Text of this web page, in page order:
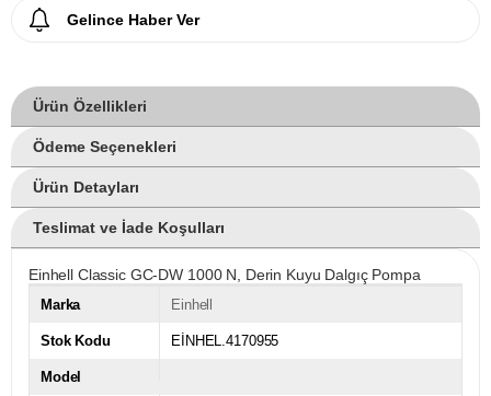
Gelince Haber Ver
Ürün Özellikleri
Ödeme Seçenekleri
Ürün Detayları
Teslimat ve İade Koşulları
Einhell Classic GC-DW 1000 N, Derin Kuyu Dalgıç Pompa
Marka Einhell
Stok Kodu EİNHEL.4170955
Model